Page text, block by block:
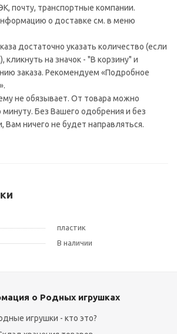
почту, транспортные компании.
о доставке см. в меню
достаточно указать количество (если
на значок - "В корзину" и
заказа. Рекомендуем «Подробное
не обязывает. От товара можно
Без Вашего одобрения и без
Вам ничего не будет направляться.
пластик
В наличии
о Родных игрушках
игрушки - кто это?